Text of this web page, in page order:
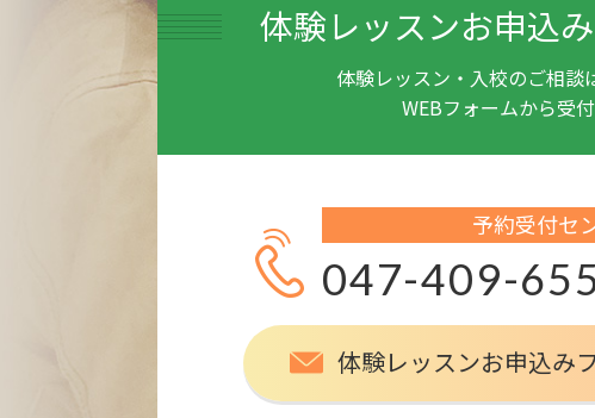
体験レッスンお申込
体験レッスン・入校のご相談
WEBフォームから受
予約受付セ
047-409-
体験レッスンお申込み